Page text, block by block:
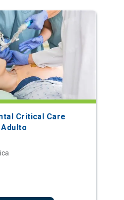
Critical Care